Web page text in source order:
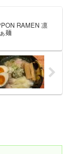
RAMEN 凛
麺